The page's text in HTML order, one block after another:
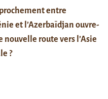
entre
et l’Azerbaïdjan ouvre-
nouvelle route vers l’Asie
?